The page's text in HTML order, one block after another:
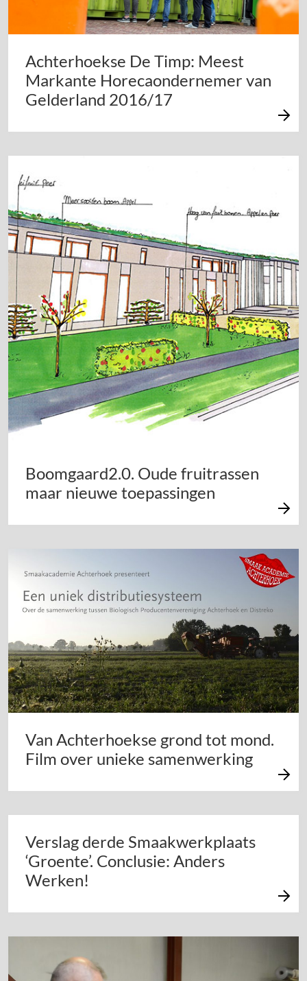
Achterhoekse De Timp: Meest
Markante Horecaondernemer van
Gelderland 2016/17
Boomgaard2.0. Oude fruitrassen
maar nieuwe toepassingen
Van Achterhoekse grond tot mond.
Film over unieke samenwerking
Verslag derde Smaakwerkplaats
‘Groente’. Conclusie: Anders
Werken!